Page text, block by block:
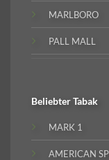
MARLBORO
PALL MALL
BeliebterTabak
MARK 1
AMERICAN